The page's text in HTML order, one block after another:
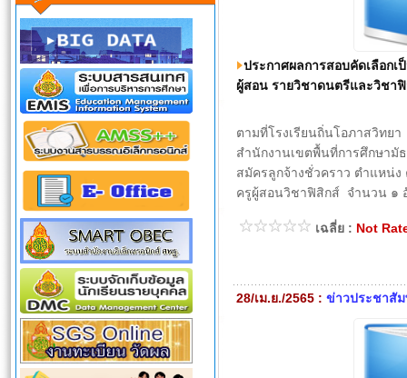
ประกาศผลการสอบคัดเลือก
ผู้สอน รายวิชาดนตรีและวิชา
ตามที่โรงเรียนถิ่นโอภาสวิทย
สำนักงานเขตพื้นที่การศึกษามั
สมัครลูกจ้างชั่วคราว ตำแหน่
ครูผู้สอนวิชาฟิสิกส์ จำนวน ๑
เฉลี่ย : Not
28/เม.ย./2565 : ข่าวประชาสั